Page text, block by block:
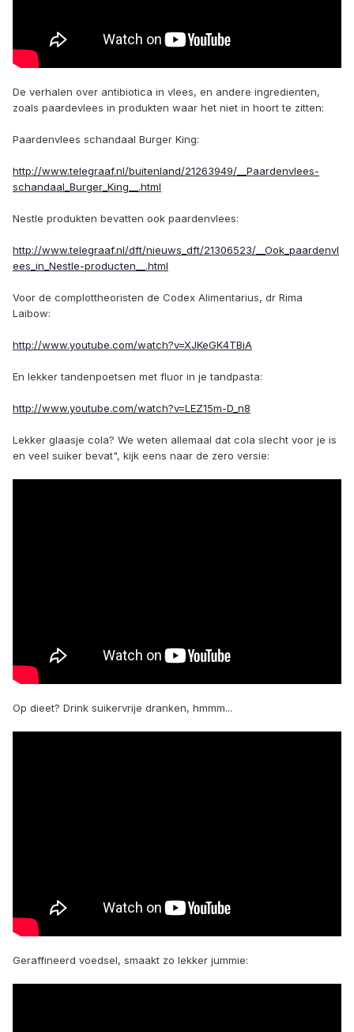
De verhalen over antibiotica in vlees, en andere ingredienten,
zoals paardevlees in produkten waar het niet in hoort te zitten:
Paardenvlees schandaal Burger King:
http://www.telegraaf.nl/buitenland/21263949/__Paardenvlees-
schandaal_Burger_King__.html
Nestle produkten bevatten ook paardenvlees:
http://www.telegraaf.nl/dft/nieuws_dft/21306523/__Ook_paardenvl
ees_in_Nestle-producten__.html
Voor de complottheoristen de Codex Alimentarius, dr Rima
Laibow:
http://www.youtube.com/watch?v=XJKeGK4TBiA
En lekker tandenpoetsen met fluor in je tandpasta:
http://www.youtube.com/watch?v=LEZ15m-D_n8
Lekker glaasje cola? We weten allemaal dat cola slecht voor je is
en veel suiker bevat", kijk eens naar de zero versie:
Op dieet? Drink suikervrije dranken, hmmm...
Geraffineerd voedsel, smaakt zo lekker jummie: